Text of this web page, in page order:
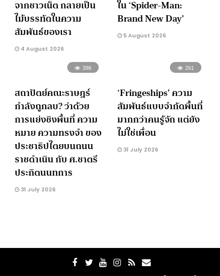
จากชาวเน็ต กลายเป็น
ไม้บรรทัดในความ
สัมพันธ์ของเรา
4 August 2026
ใน ‘Spider-Man:
Brand New Day’
5 August 2026
396
สถาปัตย์คณะราษฎร์
กำลังถูกลบ? ว่าด้วย
การแย่งชิงพื้นที่ ความ
หมาย ความทรงจำ ของ
ประชาธิปไตยบนถนน
ราชดำเนิน กับ ศ.ชาตรี
ประกิตนนทการ
31 July 2026
261
‘Fringeships’ ความ
สัมพันธ์แบบจำกัดพื้นที่
มากกว่าคนรู้จัก แต่ยัง
ไม่ใช่เพื่อน
31 July 2026